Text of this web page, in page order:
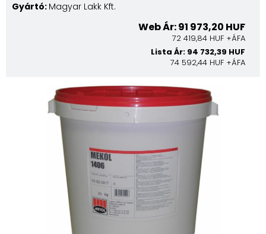
Gyártó: Magyar Lakk Kft.
Web Ár: 91 973,20 HUF
72 419,84 HUF +ÁFA
Lista Ár: 94 732,39 HUF
74 592,44 HUF +ÁFA